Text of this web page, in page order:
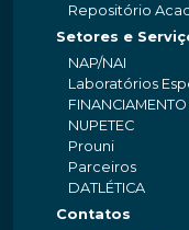
Repositório
Setores e
NAP/NAI
Laboratórios
NUPETEC
Prouni
Parceiros
DATLÉTICA
Contatos